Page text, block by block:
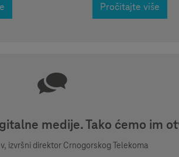
Pročitajte više
medije. Tako ćemo im
izvršni direktor Crnogorskog Telekoma